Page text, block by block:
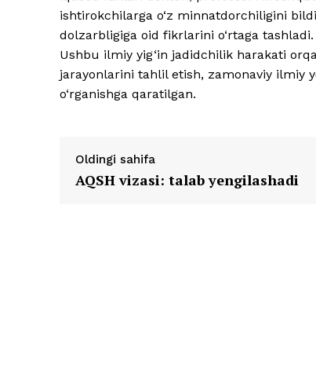
ishtirokchilarga o‘z minnatdorchiligini
dolzarbligiga oid fikrlarini o‘rtaga tashladi.
Ushbu ilmiy yig‘in jadidchilik harakati
jarayonlarini tahlil etish, zamonaviy ilmiy
o‘rganishga qaratilgan.
Oldingi sahifa
AQSH vizasi: talab yengilashadi